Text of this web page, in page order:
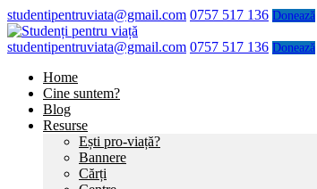
studentipentruviata@gmail.com 0757 517 136 Donează
studentipentruviata@gmail.com 0757 517 136 Donează
Home
Cine suntem?
Blog
Resurse
Ești pro-viață?
Bannere
Cărți